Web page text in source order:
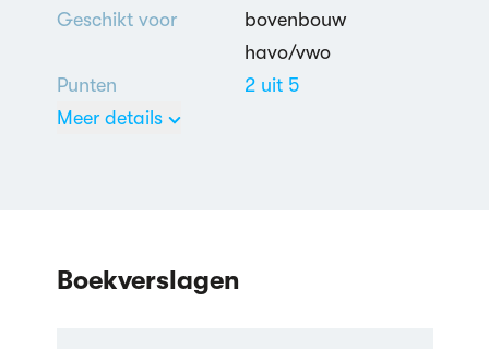
Geschikt voor
bovenbouw
havo/vwo
Punten
2 uit 5
Meer details
Boekverslagen